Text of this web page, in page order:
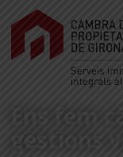
Ens fem
gestions